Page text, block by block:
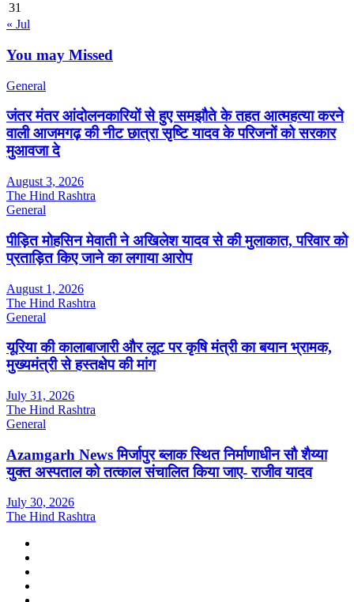
31
« Jul
You may Missed
General
जंतर मंतर आंदोलनकारियों से हुए समझौते के तहत आत्महत्या करने
वाली आजमगढ़ की नीट छात्रा सृष्टि यादव के परिजनों को सरकार
मुआवजा दे
August 3, 2026
The Hind Rashtra
General
पीड़ित मोहसिन मेवाती ने अखिलेश यादव से की मुलाकात, परिवार को
प्रताड़ित किए जाने का लगाया आरोप
August 1, 2026
The Hind Rashtra
General
यूरिया की कालाबाजारी और लूट पर कृषि मंत्री का बयान भ्रामक,
मुख्यमंत्री से हस्तक्षेप की मांग
July 31, 2026
The Hind Rashtra
General
Azamgarh News मिर्जापुर ब्लाक स्थित निर्माणाधीन सौ शैय्या
युक्त अस्पताल को तत्काल संचालित किया जाए- राजीव यादव
July 30, 2026
The Hind Rashtra